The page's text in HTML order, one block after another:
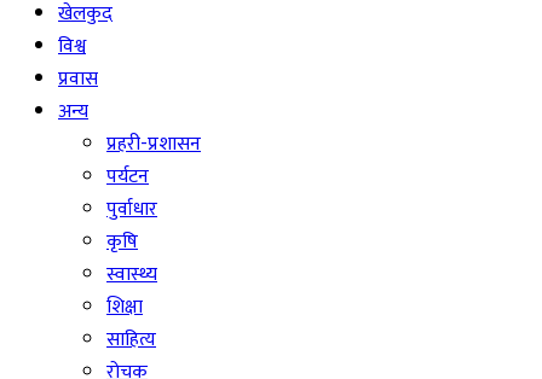
खेलकुद
विश्व
प्रवास
अन्य
प्रहरी-प्रशासन
पर्यटन
पुर्वाधार
कृषि
स्वास्थ्य
शिक्षा
साहित्य
रोचक